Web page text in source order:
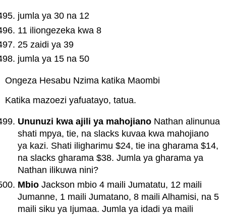
jumla ya 30 na 12
11 iliongezeka kwa 8
25 zaidi ya 39
jumla ya 15 na 50
Ongeza Hesabu Nzima katika Maombi
Katika mazoezi yafuatayo, tatua.
Ununuzi kwa ajili ya mahojiano Nathan alinunua
shati mpya, tie, na slacks kuvaa kwa mahojiano
ya kazi. Shati iligharimu $24, tie ina gharama $14,
na slacks gharama $38. Jumla ya gharama ya
Nathan ilikuwa nini?
Mbio Jackson mbio 4 maili Jumatatu, 12 maili
Jumanne, 1 maili Jumatano, 8 maili Alhamisi, na 5
maili siku ya Ijumaa. Jumla ya idadi ya maili